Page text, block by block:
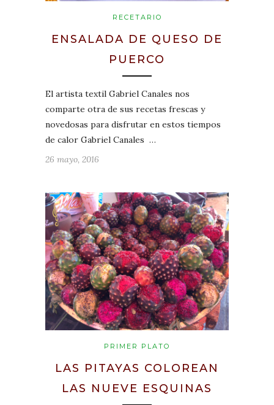
RECETARIO
ENSALADA DE QUESO DE
PUERCO
El artista textil Gabriel Canales nos
comparte otra de sus recetas frescas y
novedosas para disfrutar en estos tiempos
de calor Gabriel Canales …
26 mayo, 2016
PRIMER PLATO
LAS PITAYAS COLOREAN
LAS NUEVE ESQUINAS